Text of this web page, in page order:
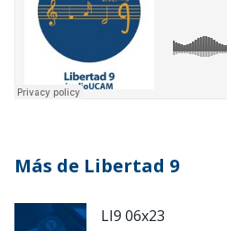
Más de Libertad 9
LI9 06x23